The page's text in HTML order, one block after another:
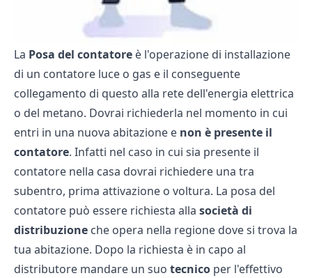
La Posa del contatore è l'operazione di installazione
di un contatore luce o gas e il conseguente
collegamento di questo alla rete dell'energia elettrica
o del metano. Dovrai richiederla nel momento in cui
entri in una nuova abitazione e non è presente il
contatore. Infatti nel caso in cui sia presente il
contatore nella casa dovrai richiedere una tra
subentro, prima attivazione o voltura. La posa del
contatore può essere richiesta alla società di
distribuzione che opera nella regione dove si trova la
tua abitazione. Dopo la richiesta è in capo al
distributore mandare un suo tecnico per l'effettivo